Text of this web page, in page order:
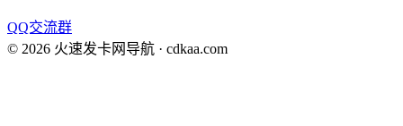
QQ交流群
© 2026 火速发卡网导航 · cdkaa.com